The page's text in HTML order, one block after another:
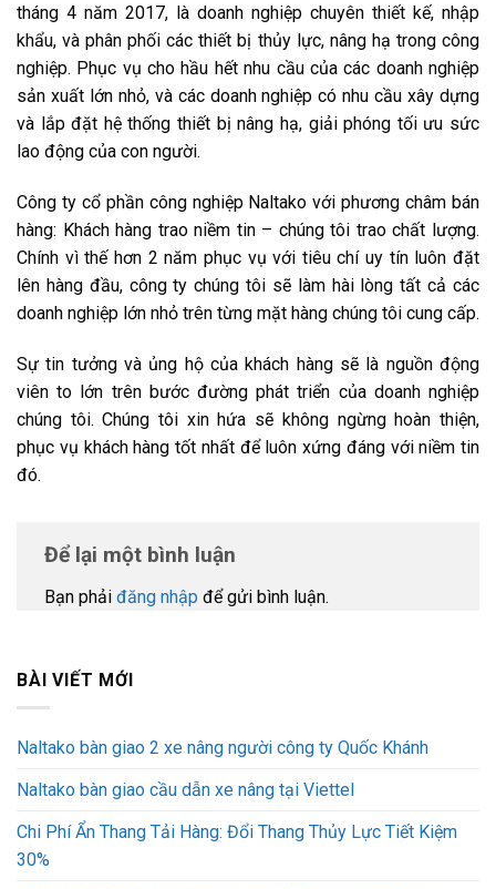
tháng 4 năm 2017, là doanh nghiệp chuyên thiết kế, nhập
khẩu, và phân phối các thiết bị thủy lực, nâng hạ trong công
nghiệp. Phục vụ cho hầu hết nhu cầu của các doanh nghiệp
sản xuất lớn nhỏ, và các doanh nghiệp có nhu cầu xây dựng
và lắp đặt hệ thống thiết bị nâng hạ, giải phóng tối ưu sức
lao động của con người.
Công ty cổ phần công nghiệp Naltako với phương châm bán
hàng: Khách hàng trao niềm tin – chúng tôi trao chất lượng.
Chính vì thế hơn 2 năm phục vụ với tiêu chí uy tín luôn đặt
lên hàng đầu, công ty chúng tôi sẽ làm hài lòng tất cả các
doanh nghiệp lớn nhỏ trên từng mặt hàng chúng tôi cung cấp.
Sự tin tưởng và ủng hộ của khách hàng sẽ là nguồn động
viên to lớn trên bước đường phát triển của doanh nghiệp
chúng tôi. Chúng tôi xin hứa sẽ không ngừng hoàn thiện,
phục vụ khách hàng tốt nhất để luôn xứng đáng với niềm tin
đó.
Để lại một bình luận
Bạn phải đăng nhập để gửi bình luận.
BÀI VIẾT MỚI
Naltako bàn giao 2 xe nâng người công ty Quốc Khánh
Naltako bàn giao cầu dẫn xe nâng tại Viettel
Chi Phí Ẩn Thang Tải Hàng: Đổi Thang Thủy Lực Tiết Kiệm
30%